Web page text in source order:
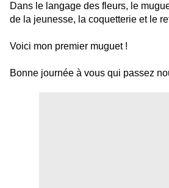
Dans le langage des fleurs, le
de la jeunesse, la coquetterie et le
Voici mon premier muguet !
Bonne journée à vous qui passez